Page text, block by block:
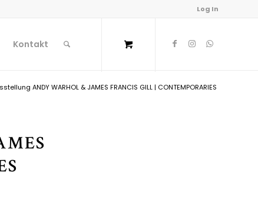
Log In
Kontakt
ANDY WARHOL & JAMES FRANCIS GILL | CONTEMPORARIES